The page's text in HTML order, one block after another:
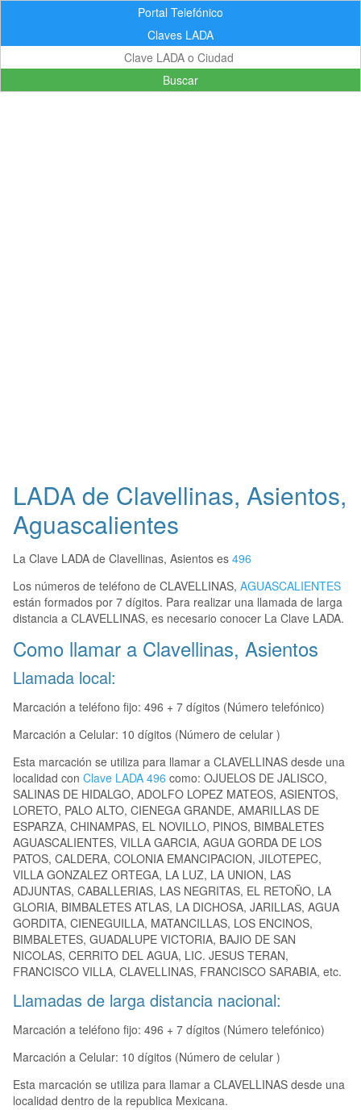
Portal Telefónico
Claves LADA
Buscar
LADA de Clavellinas, Asientos,
Aguascalientes
La Clave LADA de Clavellinas, Asientos es 496
Los números de teléfono de CLAVELLINAS, AGUASCALIENTES
están formados por 7 dígitos. Para realizar una llamada de larga
distancia a CLAVELLINAS, es necesario conocer La Clave LADA.
Como llamar a Clavellinas, Asientos
Llamada local:
Marcación a teléfono fijo: 496 + 7 dígitos (Número telefónico)
Marcación a Celular: 10 dígitos (Número de celular )
Esta marcación se utiliza para llamar a CLAVELLINAS desde una
localidad con Clave LADA 496 como: OJUELOS DE JALISCO,
SALINAS DE HIDALGO, ADOLFO LOPEZ MATEOS, ASIENTOS,
LORETO, PALO ALTO, CIENEGA GRANDE, AMARILLAS DE
ESPARZA, CHINAMPAS, EL NOVILLO, PINOS, BIMBALETES
AGUASCALIENTES, VILLA GARCIA, AGUA GORDA DE LOS
PATOS, CALDERA, COLONIA EMANCIPACION, JILOTEPEC,
VILLA GONZALEZ ORTEGA, LA LUZ, LA UNION, LAS
ADJUNTAS, CABALLERIAS, LAS NEGRITAS, EL RETOÑO, LA
GLORIA, BIMBALETES ATLAS, LA DICHOSA, JARILLAS, AGUA
GORDITA, CIENEGUILLA, MATANCILLAS, LOS ENCINOS,
BIMBALETES, GUADALUPE VICTORIA, BAJIO DE SAN
NICOLAS, CERRITO DEL AGUA, LIC. JESUS TERAN,
FRANCISCO VILLA, CLAVELLINAS, FRANCISCO SARABIA, etc.
Llamadas de larga distancia nacional:
Marcación a teléfono fijo: 496 + 7 dígitos (Número telefónico)
Marcación a Celular: 10 dígitos (Número de celular )
Esta marcación se utiliza para llamar a CLAVELLINAS desde una
localidad dentro de la republica Mexicana.